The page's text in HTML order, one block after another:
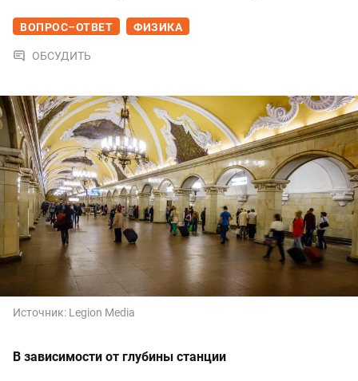
ВОПРОС–ОТВЕТ ФИЗИКА
ОБСУДИТЬ
Источник: Legion Media
В зависимости от глубины станции